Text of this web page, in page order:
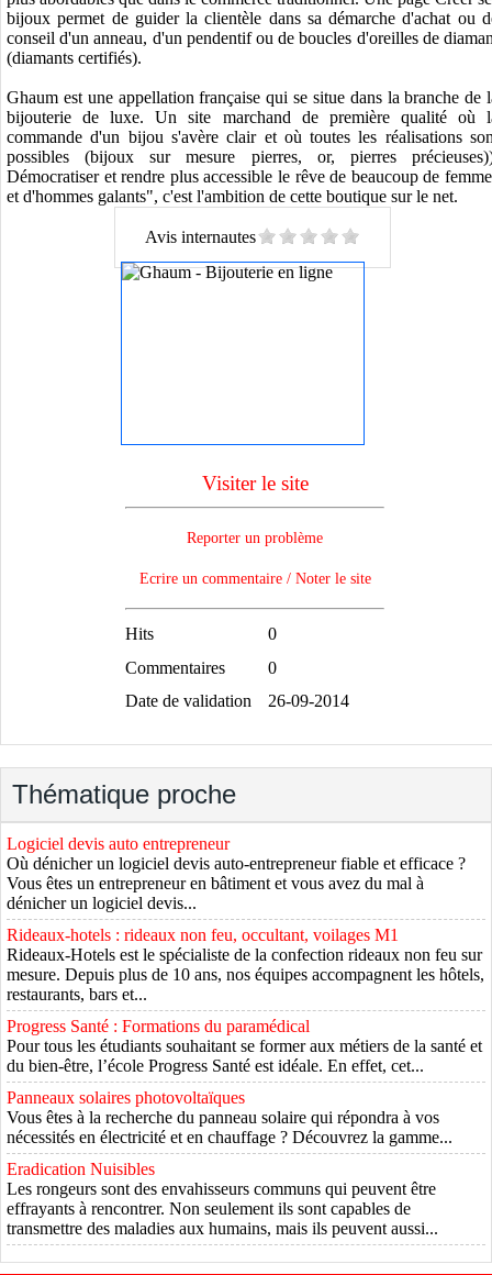
bijoux permet de guider la clientèle dans sa démarche d'achat ou
conseil d'un anneau, d'un pendentif ou de boucles d'oreilles de
(diamants certifiés).
Ghaum est une appellation française qui se situe dans la branche de
bijouterie de luxe. Un site marchand de première qualité où
commande d'un bijou s'avère clair et où toutes les réalisations
possibles (bijoux sur mesure pierres, or, pierres
Démocratiser et rendre plus accessible le rêve de beaucoup de
et d'hommes galants", c'est l'ambition de cette boutique sur le net.
Avis internautes
Visiter le site
Reporter un problème
Ecrire un commentaire / Noter le site
Hits
0
Commentaires
0
Date de validation
26-09-2014
Thématique proche
Logiciel devis auto entrepreneur
Où dénicher un logiciel devis auto-entrepreneur fiable et efficace ?
Vous êtes un entrepreneur en bâtiment et vous avez du mal à
dénicher un logiciel devis...
Rideaux-hotels : rideaux non feu, occultant, voilages M1
Rideaux-Hotels est le spécialiste de la confection rideaux non feu sur
mesure. Depuis plus de 10 ans, nos équipes accompagnent les hôtels,
restaurants, bars et...
Progress Santé : Formations du paramédical
Pour tous les étudiants souhaitant se former aux métiers de la santé et
du bien-être, l’école Progress Santé est idéale. En effet, cet...
Panneaux solaires photovoltaïques
Vous êtes à la recherche du panneau solaire qui répondra à vos
nécessités en électricité et en chauffage ? Découvrez la gamme...
Eradication Nuisibles
Les rongeurs sont des envahisseurs communs qui peuvent être
effrayants à rencontrer. Non seulement ils sont capables de
transmettre des maladies aux humains, mais ils peuvent aussi...